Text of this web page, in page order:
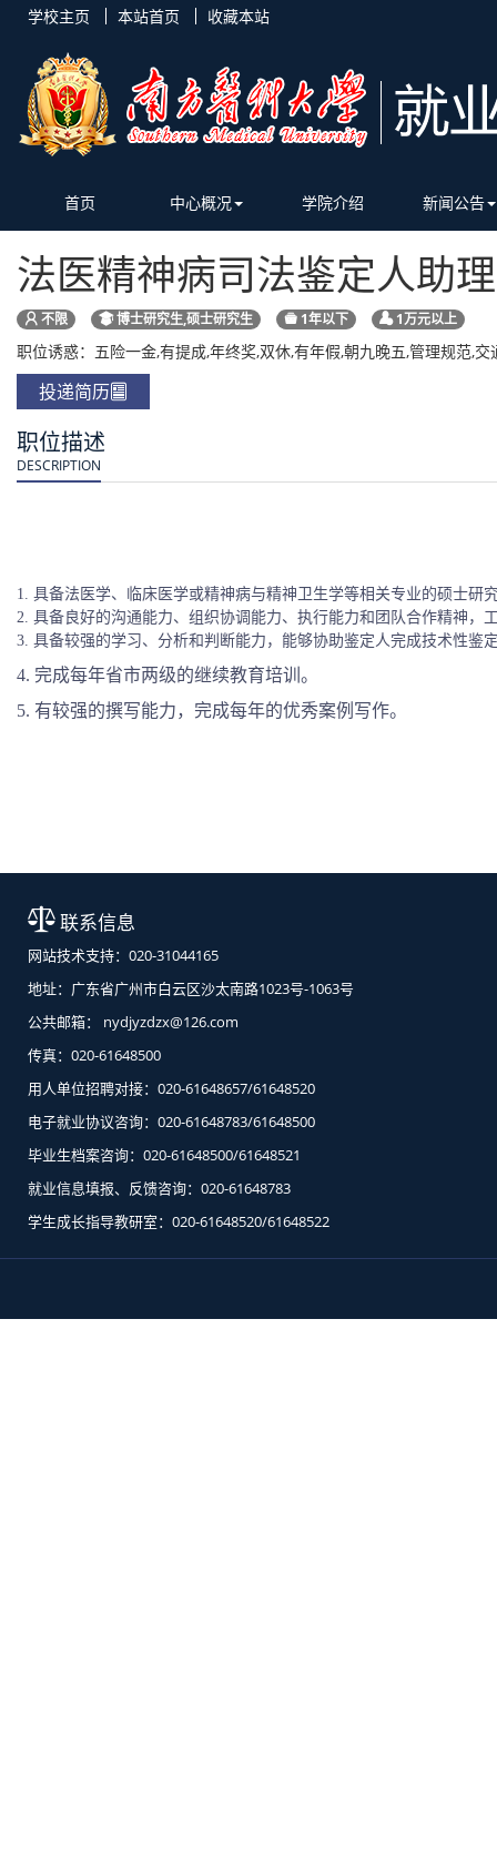
学校主页 本站首页 收藏本站
首页 中心概况 学院介绍 新闻公告
法医精神病司法鉴定人助理
不限 博士研究生,硕士研究生 1年以下 1万元以上
职位诱惑：五险一金,有提成,年终奖,双休,有年假,朝九晚五,管理规范,
投递简历
职位描述
DESCRIPTION
1. 具备法医学、临床医学或精神病与精神卫生学等相关专业的硕士研
2. 具备良好的沟通能力、组织协调能力、执行能力和团队合作精神，
3. 具备较强的学习、分析和判断能力，能够协助鉴定人完成技术性鉴
4. 完成每年省市两级的继续教育培训。
5. 有较强的撰写能力，完成每年的优秀案例写作。
联系信息
网站技术支持：020-31044165
地址：广东省广州市白云区沙太南路1023号-1063号
公共邮箱： nydjyzdzx@126.com
传真：020-61648500
用人单位招聘对接：020-61648657/61648520
电子就业协议咨询：020-61648783/61648500
毕业生档案咨询：020-61648500/61648521
就业信息填报、反馈咨询：020-61648783
学生成长指导教研室：020-61648520/61648522